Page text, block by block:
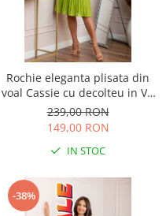
Rochie eleganta plisata din
voal Cassie cu decolteu in V -
Verde lime
239,00 RON
149,00 RON
IN STOC
-38%